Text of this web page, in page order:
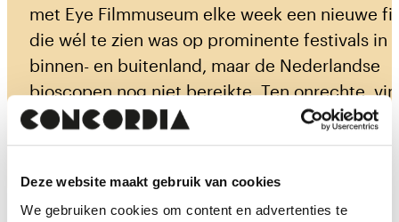
Deze website maakt gebruik van cookies
We gebruiken cookies om content en advertenties te
met Eye Filmmuseum elke week een nieuwe
die wél te zien was op prominente festivals in
binnen- en buitenland, maar de Nederlandse
bioscopen nog niet bereikte. Ten onrechte,
Eye, dat ook dit jaar een bijzondere selectie
films van de internationale festivals naar